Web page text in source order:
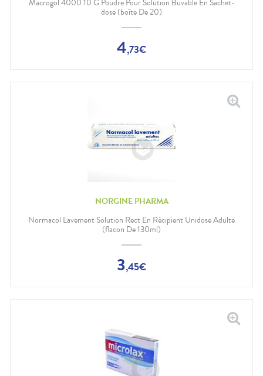
Macrogol 4000 10 G Poudre Pour Solution Buvable En Sachet-
dose (boîte De 20)
4,73€
NORGINE PHARMA
Normacol Lavement Solution Rect En Récipient Unidose Adulte
(flacon De 130ml)
3,45€